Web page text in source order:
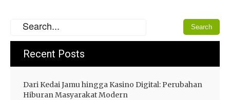
Recent Posts
Dari Kedai Jamu hingga Kasino Digital: Perubahan
Hiburan Masyarakat Modern